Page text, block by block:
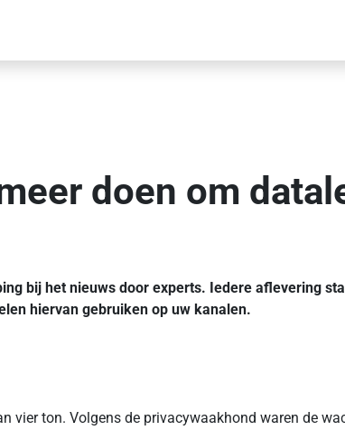
doen om
bij het nieuws door experts. Iedere aflevering
hiervan gebruiken op uw kanalen.
vier ton. Volgens de privacywaakhond waren de